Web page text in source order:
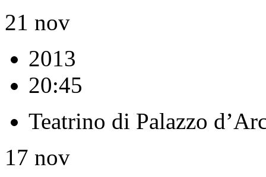
21 nov
2013
20:45
Teatrino di Palazzo
17 nov